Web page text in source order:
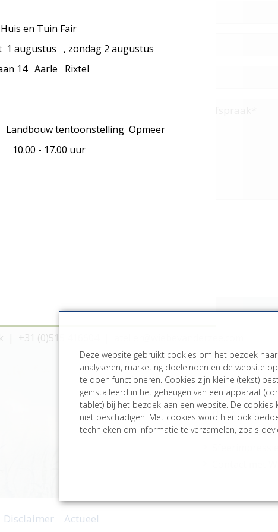
+31 (0)515 416604
Meer
Het Atelier
Online
Disclaimer Actueel
Fair
, zondag 2 augustus
Rixtel
tentoonstelling Opmeer
uur
Deze website gebruikt cookies om het bezoek
analyseren, marketing doeleinden en de website
te doen functioneren. Cookies zijn kleine (tekst)
geïnstalleerd in het geheugen van een apparaat
tablet) bij het bezoek aan een website. De cookies
niet beschadigen. Met cookies word hier ook
technieken om informatie te verzamelen, zoals